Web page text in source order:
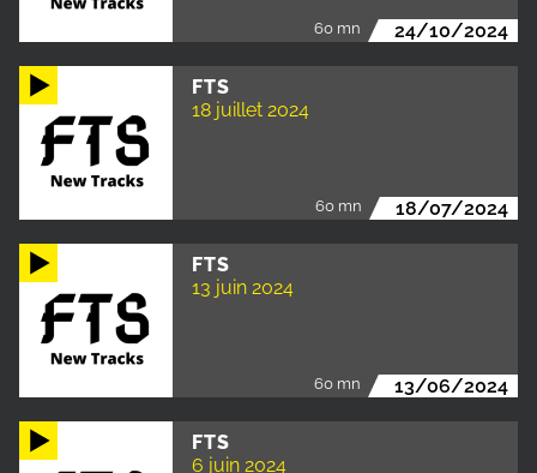
60 mn 24/10/2024
FTS
18 juillet 2024
60 mn 18/07/2024
FTS
13 juin 2024
60 mn 13/06/2024
FTS
6 juin 2024